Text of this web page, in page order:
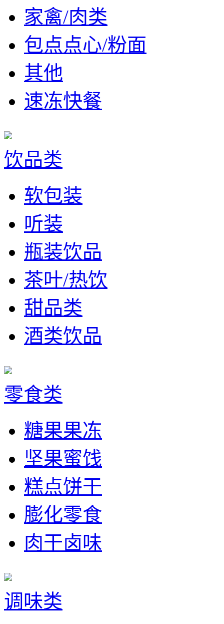
家禽/肉类
包点点心/粉面
其他
速冻快餐
饮品类
软包装
听装
瓶装饮品
茶叶/热饮
甜品类
酒类饮品
零食类
糖果果冻
坚果蜜饯
糕点饼干
膨化零食
肉干卤味
调味类